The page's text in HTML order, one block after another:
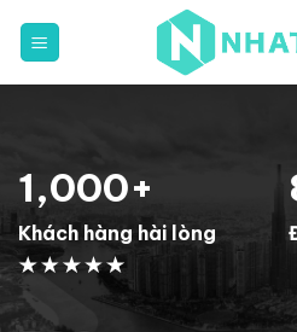
qua
1,000+
Khách hàng hài lòng